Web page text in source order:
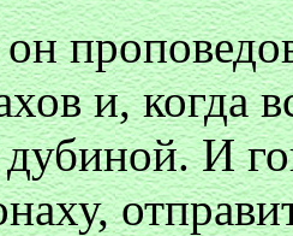
и, когда
дубиной. И